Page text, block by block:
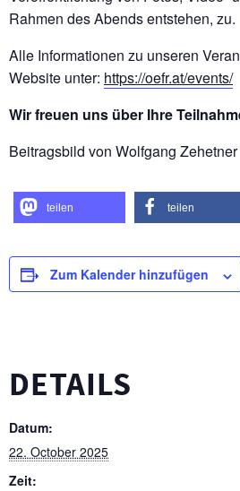
Rahmen des Abends entstehen, zu.
Alle Informationen zu unseren
Website unter: https://oefr.at/events/
Wir freuen uns über Ihre
Beitragsbild von Wolfgang Zehetner
teilen teilen
Zum Kalender hinzufügen
DETAILS
Datum:
22. October 2025
Zeit: